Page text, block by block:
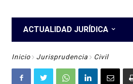
ACTUALIDAD JURÍDICA
Inicio Jurisprudencia Civil